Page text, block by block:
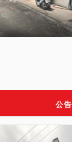
為違章建築，
承擔受拆除之
物建號內部相
１０３４地號
權屬不明，
險，佔用責任
處理。
公